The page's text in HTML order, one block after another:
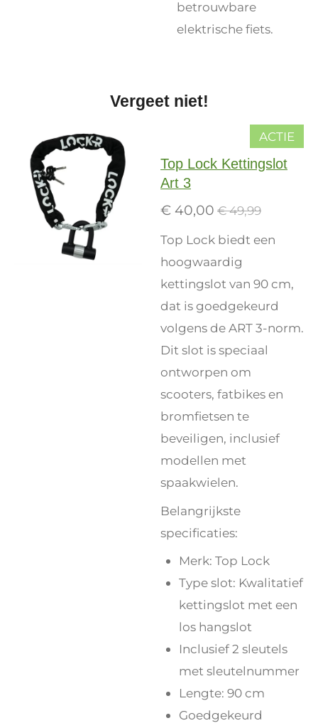
betrouwbare
elektrische fiets.
Vergeet niet!
ACTIE
Top Lock Kettingslot
Art 3
€ 40,00 € 49,99
Top Lock biedt een
hoogwaardig
kettingslot van 90 cm,
dat is goedgekeurd
volgens de ART 3-norm.
Dit slot is speciaal
ontworpen om
scooters, fatbikes en
bromfietsen te
beveiligen, inclusief
modellen met
spaakwielen.
Belangrijkste
specificaties:
Merk: Top Lock
Type slot: Kwalitatief
kettingslot met een
los hangslot
Inclusief 2 sleutels
met sleutelnummer
Lengte: 90 cm
Goedgekeurd